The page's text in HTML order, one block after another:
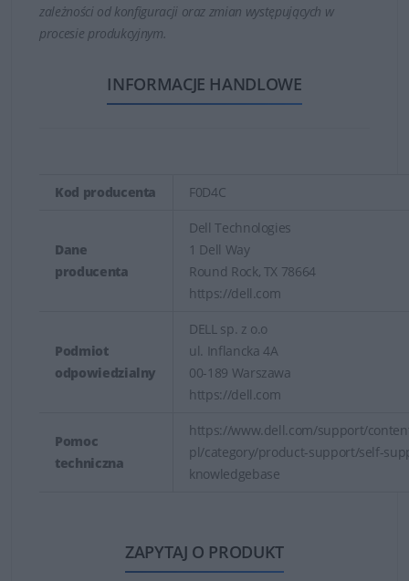
zależności od konfiguracji oraz zmian występujących w
procesie produkcyjnym.
INFORMACJE HANDLOWE
Kod producenta F0D4C
Dane
producenta
Dell Technologies
1 Dell Way
Round Rock, TX 78664
https://dell.com
Podmiot
odpowiedzialny
DELL sp. z o.o
ul. Inflancka 4A
00-189 Warszawa
https://dell.com
Pomoc
techniczna
https://www.dell.com/support/
pl/category/product-support/self-
knowledgebase
ZAPYTAJ O PRODUKT